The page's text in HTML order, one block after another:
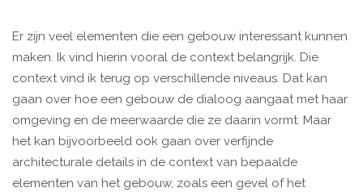
Er zijn veel elementen die een gebouw interessant kunnen
maken. Ik vind hierin vooral de context belangrijk. Die
context vind ik terug op verschillende niveaus. Dat kan
gaan over hoe een gebouw de dialoog aangaat met haar
omgeving en de meerwaarde die ze daarin vormt. Maar
het kan bijvoorbeeld ook gaan over verfijnde
architecturale details in de context van bepaalde
elementen van het gebouw, zoals een gevel of het